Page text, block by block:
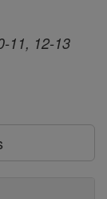
11, 12-13